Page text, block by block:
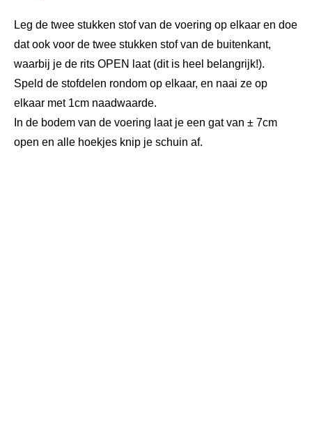
Leg de twee stukken stof van de voering op elkaar en doe
dat ook voor de twee stukken stof van de buitenkant,
waarbij je de rits OPEN laat (dit is heel belangrijk!).
Speld de stofdelen rondom op elkaar, en naai ze op
elkaar met 1cm naadwaarde.
In de bodem van de voering laat je een gat van ± 7cm
open en alle hoekjes knip je schuin af.